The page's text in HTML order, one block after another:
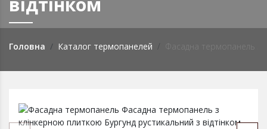
Головна Каталог термопанелей Фасадна термопанель з